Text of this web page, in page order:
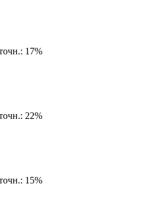
17%
22%
15%